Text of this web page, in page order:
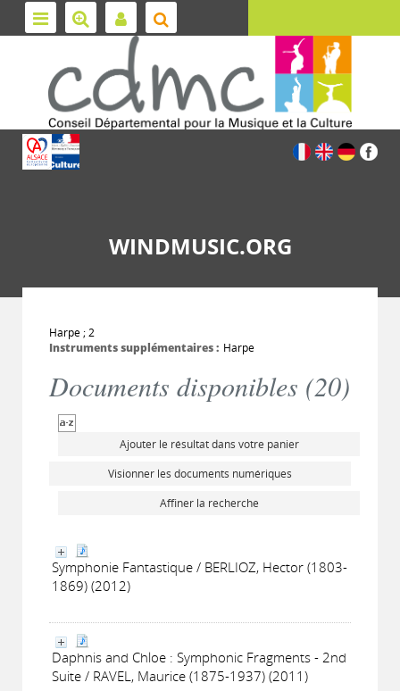
WINDMUSIC.ORG
Harpe ; 2
Instruments supplémentaires : Harpe
Documents disponibles (20)
Ajouter le résultat dans votre panier
Visionner les documents numériques
Affiner la recherche
Symphonie Fantastique / BERLIOZ, Hector (1803-
1869) (2012)
Daphnis and Chloe : Symphonic Fragments - 2nd
Suite / RAVEL, Maurice (1875-1937) (2011)